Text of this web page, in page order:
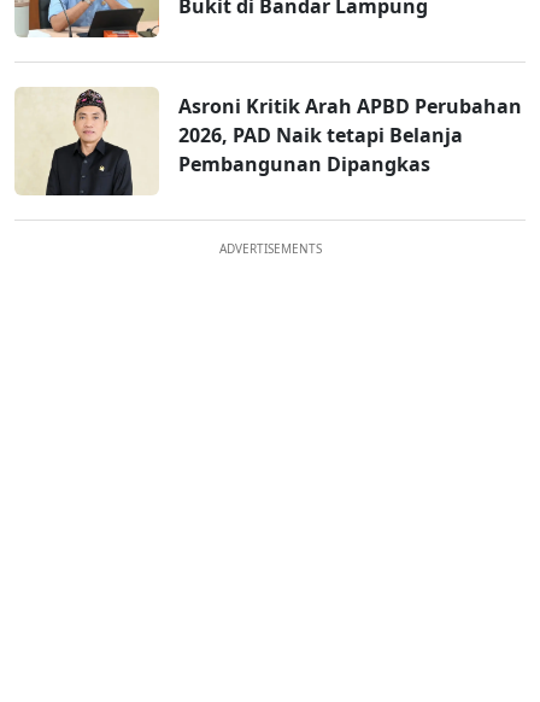
Bukit di Bandar Lampung
Asroni Kritik Arah APBD Perubahan
2026, PAD Naik tetapi Belanja
Pembangunan Dipangkas
ADVERTISEMENTS